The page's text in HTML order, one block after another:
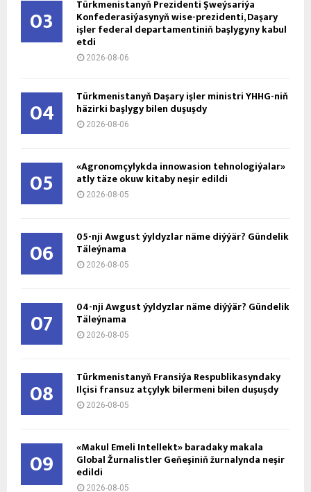
03 Türkmenistanyň Prezidenti Şweýsariýa
Konfederasiýasynyň wise-prezidenti, Daşary
işler federal departamentiniň başlygyny kabul
etdi
2026-08-06
04 Türkmenistanyň Daşary işler ministri ÝHHG-niň
häzirki başlygy bilen duşuşdy
2026-08-06
05 «Agronomçylykda innowasion tehnologiýalar»
atly täze okuw kitaby neşir edildi
2026-08-05
06 05-nji Awgust ýyldyzlar näme diýýär? Gündelik
Täleýnama
2026-08-05
07 04-nji Awgust ýyldyzlar näme diýýär? Gündelik
Täleýnama
2026-08-05
08 Türkmenistanyň Fransiýa Respublikasyndaky
Ilçisi fransuz atçylyk bilermeni bilen duşuşdy
2026-08-05
09 «Makul Emeli Intellekt» baradaky makala
Global Žurnalistler Geňeşiniň žurnalynda neşir
edildi
2026-08-05